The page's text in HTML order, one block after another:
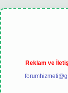
tulipbet güncel
Reklam ve